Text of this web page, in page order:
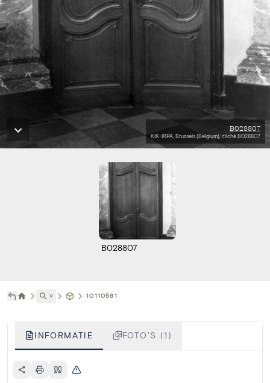
B028807
KIK-IRPA, Brussels (Belgium), cliché B028807
B028807
˅ 10110581
INFORMATIE FOTO'S (1)